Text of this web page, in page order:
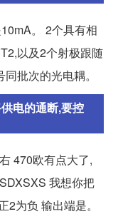
。 2个具有相
以及2个射极跟随
批次的光电耦。
电的通断,要控
470欧有点大了,
我想你把
为负 输出端是。